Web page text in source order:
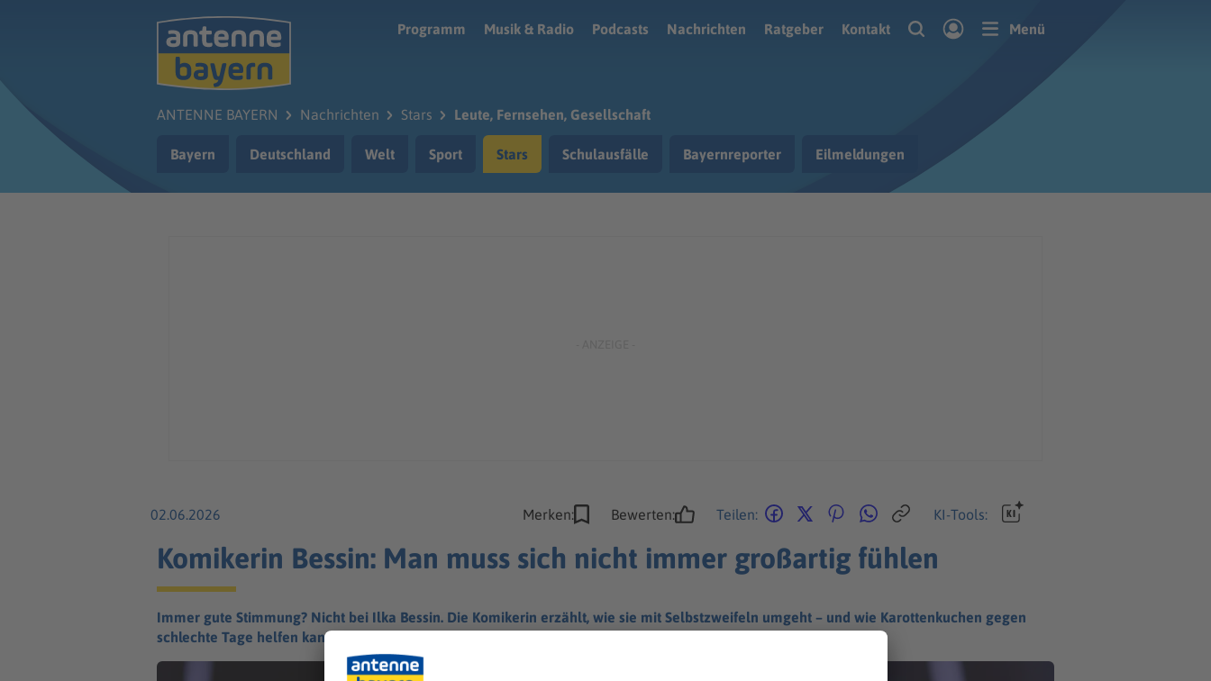
Programm
Musik & Radio Podcasts Nachrichten Ratgeber Kontakt Menü
ANTENNE BAYERN Nachrichten Stars Leute, Fernsehen, Gesellschaft
Bayern Deutschland Welt Sport Stars Schulausfälle Bayernreporter Eilmeldungen
02.06.2026 Merken: Bewerten: Teilen: KI-Tools:
Komikerin Bessin: Man muss sich nicht immer großartig fühlen
Immer gute Stimmung? Nicht bei Ilka Bessin. Die Komikerin erzählt, wie sie mit Selbstzweifeln umgeht – und wie Karottenkuchen gegen
schlechte Tage helfen kann.